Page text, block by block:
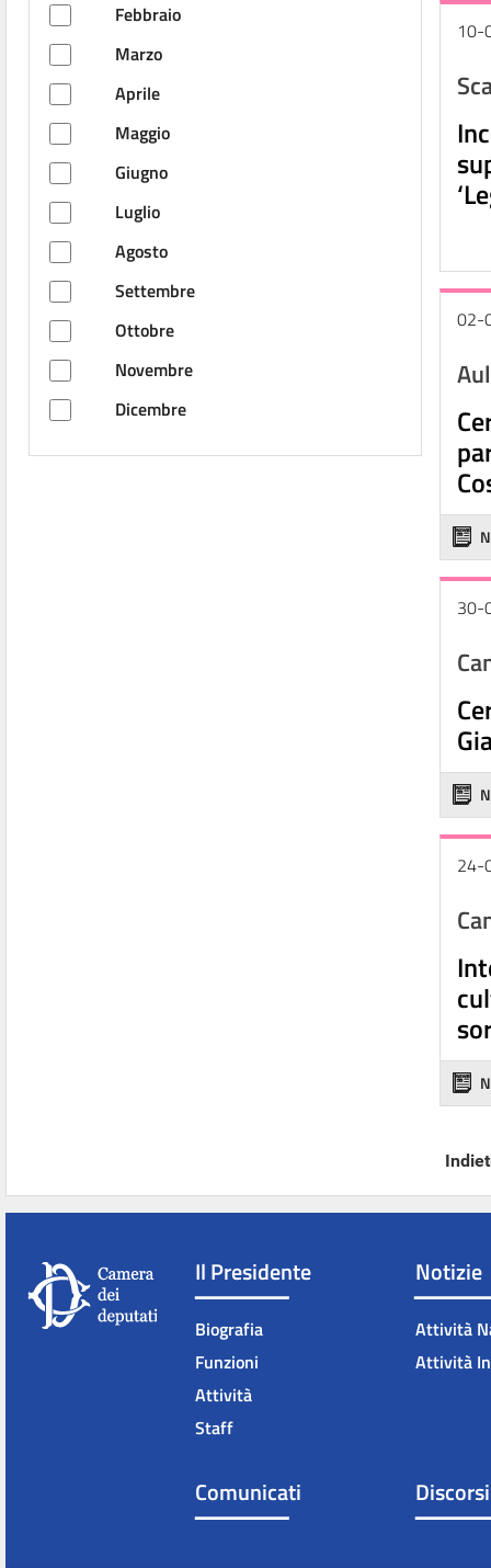
Febbraio
Marzo
Aprile
Maggio
Giugno
Luglio
Agosto
Settembre
Ottobre
Novembre
Dicembre
10-
02-
30-
24-
Il Presidente
Biografia
Funzioni
Attività
Staff
Notizie
Attività
Attività
Comunicati Discorsi